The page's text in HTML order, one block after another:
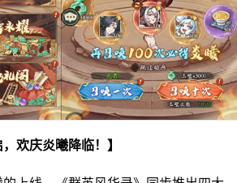
欢庆炎曦降临！】